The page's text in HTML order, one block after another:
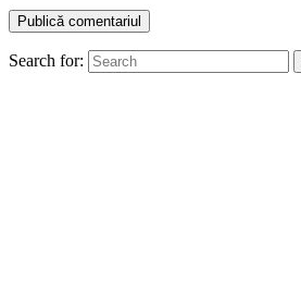
Search for: